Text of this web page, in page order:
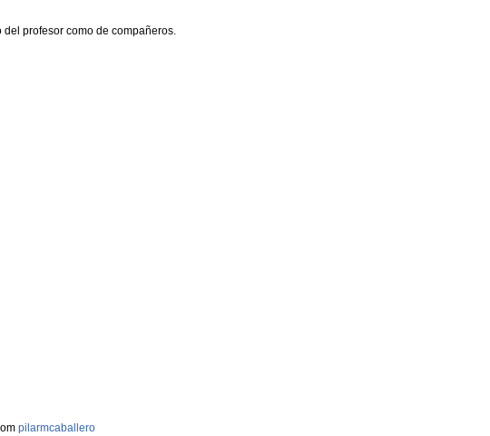
del profesor como de compañeros.
pilarmcaballero